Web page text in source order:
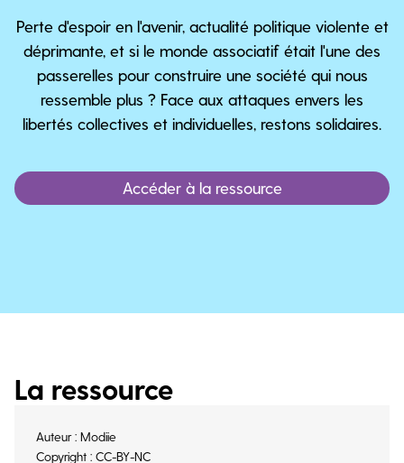
Perte d'espoir en l'avenir, actualité politique violente et
déprimante, et si le monde associatif était l'une des
passerelles pour construire une société qui nous
ressemble plus ? Face aux attaques envers les
libertés collectives et individuelles, restons solidaires.
Accéder à la ressource
La ressource
Auteur : Modiie
Copyright : CC-BY-NC